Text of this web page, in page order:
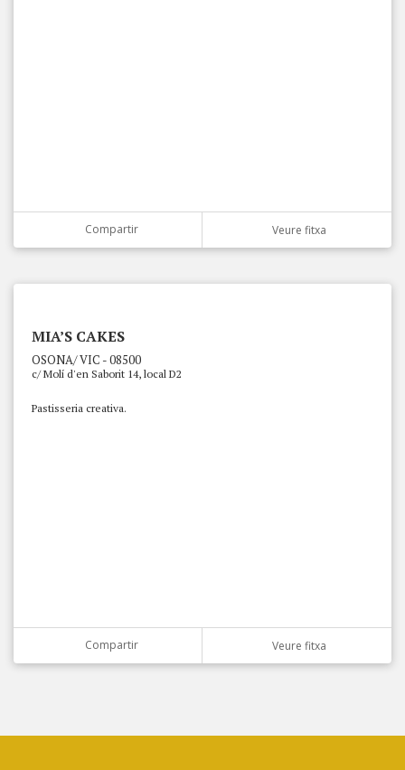
Compartir Veure fitxa
MIA’S CAKES
OSONA/ VIC - 08500
c/ Molí d'en Saborit 14, local D2
Pastisseria creativa.
Compartir Veure fitxa